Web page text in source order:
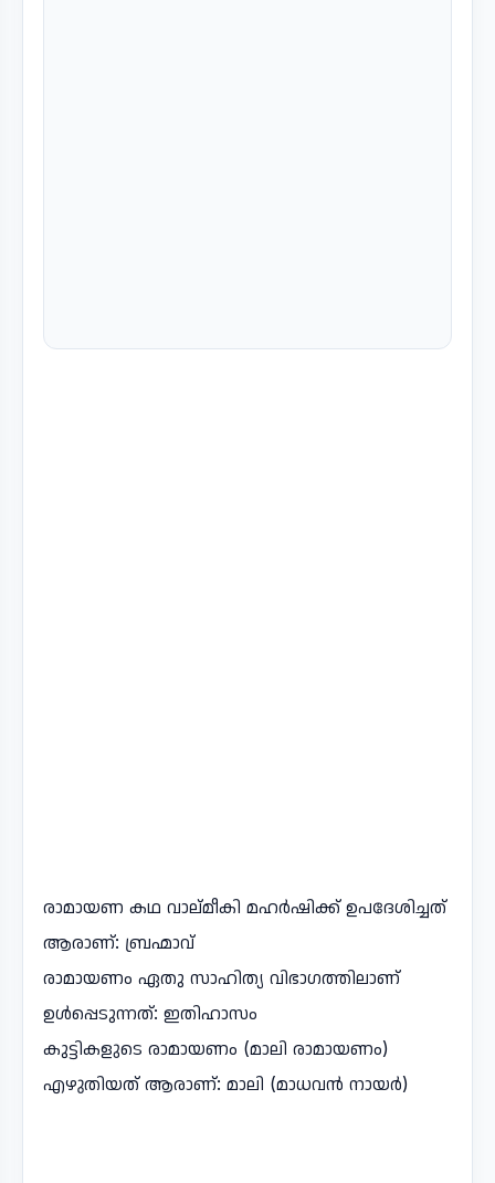
രാമായണ കഥ വാല്മീകി മഹർഷിക്ക് ഉപദേശിച്ചത്
ആരാണ്: ബ്രഹ്മാവ്
രാമായണം ഏതു സാഹിത്യ വിഭാഗത്തിലാണ്
ഉൾപ്പെടുന്നത്: ഇതിഹാസം
കുട്ടികളുടെ രാമായണം (മാലി രാമായണം)
എഴുതിയത് ആരാണ്: മാലി (മാധവൻ നായർ)